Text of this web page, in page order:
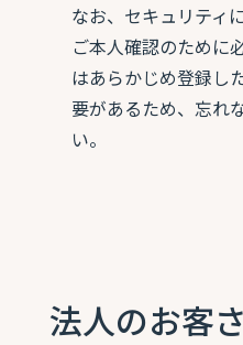
なお、セキュリティ
ご本人確認のために
はあらかじめ登録し
要があるため、忘れ
い。
法人のお客